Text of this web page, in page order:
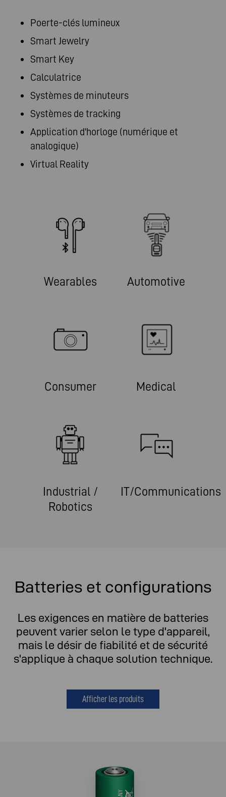
Poerte-clés lumineux
Smart Jewelry
Smart Key
Calculatrice
Systèmes de minuteurs
Systèmes de tracking
Application d'horloge (numérique et
analogique)
Virtual Reality
Wearables Automotive
Consumer Medical
Industrial /
Robotics
IT/Communications
Batteries et configurations
Les exigences en matière de batteries
peuvent varier selon le type d'appareil,
mais le désir de fiabilité et de sécurité
s'applique à chaque solution technique.
Afficher les produits